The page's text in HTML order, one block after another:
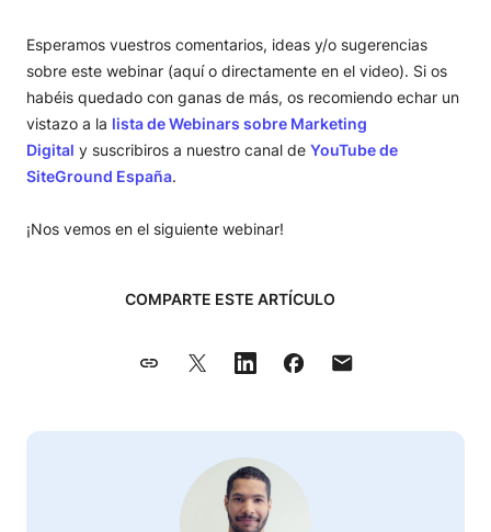
Esperamos vuestros comentarios, ideas y/o sugerencias
sobre este webinar (aquí o directamente en el video). Si os
habéis quedado con ganas de más, os recomiendo echar un
vistazo a la lista de Webinars sobre Marketing
Digital y suscribiros a nuestro canal de YouTube de
SiteGround España.
¡Nos vemos en el siguiente webinar!
COMPARTE ESTE ARTÍCULO